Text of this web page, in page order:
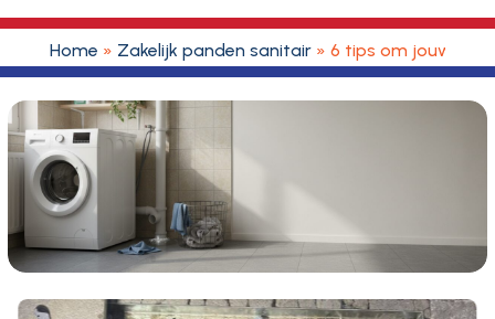
Home » Zakelijk panden sanitair» 6 tips om jouw